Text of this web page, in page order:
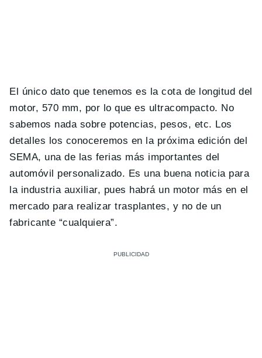
El único dato que tenemos es la cota de longitud del
motor, 570 mm, por lo que es ultracompacto. No
sabemos nada sobre potencias, pesos, etc. Los
detalles los conoceremos en la próxima edición del
SEMA, una de las ferias más importantes del
automóvil personalizado. Es una buena noticia para
la industria auxiliar, pues habrá un motor más en el
mercado para realizar trasplantes, y no de un
fabricante “cualquiera”.